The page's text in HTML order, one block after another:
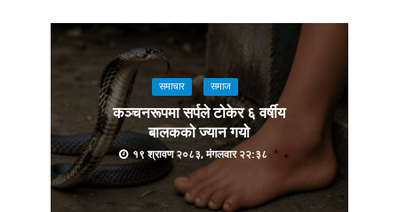
समाचार समाज
कञ्चनरूपमा सर्पले टोकेर ६ वर्षीय
बालकको ज्यान गयो
१९ श्रावण २०८३, मंगलवार २२:३८